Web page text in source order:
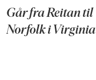
Går fra Reitan til
Norfolk i Virginia